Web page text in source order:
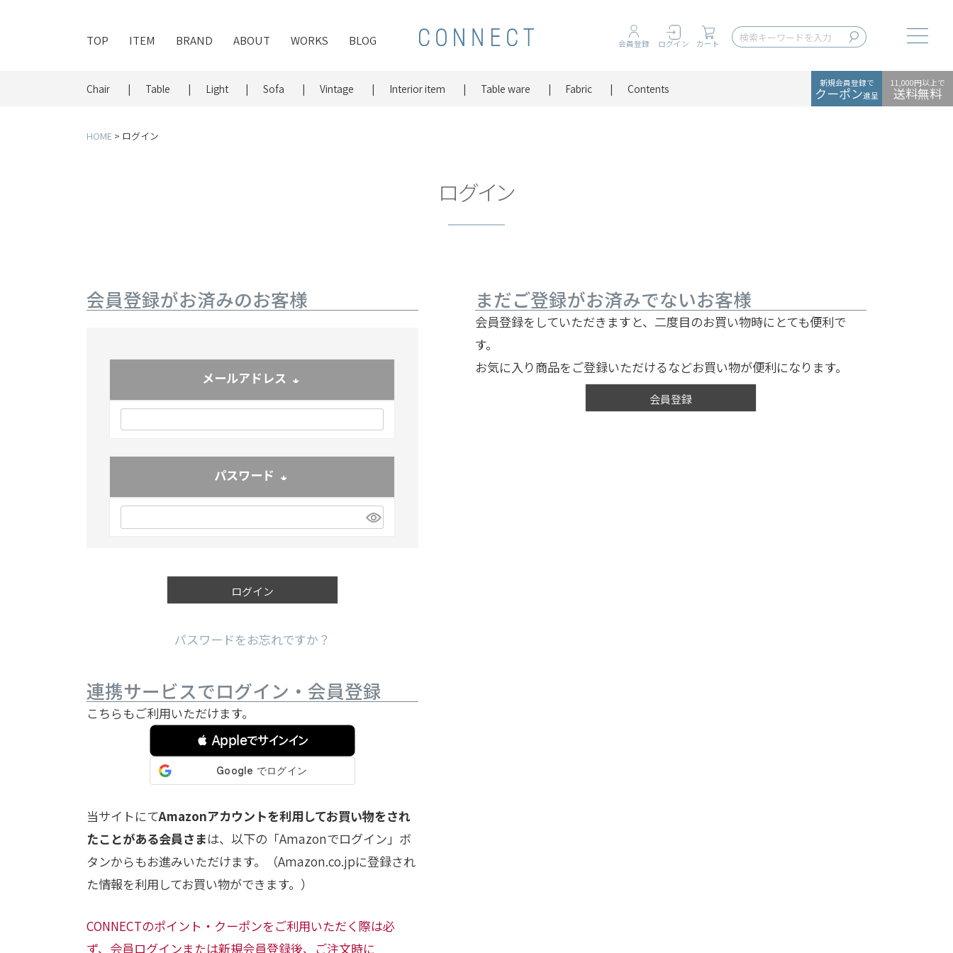
TOP ITEM BRAND ABOUT WORKS BLOG 会員登録 ログイン カート
Chair Table Light Sofa Vintage Interior item Table ware Fabric Contents 新規会員登録で
クーポン進呈
11,000円以上で
送料無料
HOME ログイン
ログイン
会員登録がお済みのお客様
メールアドレス
(必須)
パスワード
(必須)
ログイン
パスワードをお忘れですか？
連携サービスでログイン・会員登録
こちらもご利用いただけます。
 Appleでサインイン
当サイトにてAmazonアカウントを利用してお買い物をされ
たことがある会員さまは、以下の「Amazonでログイン」ボ
タンからもお進みいただけます。（Amazon.co.jpに登録され
た情報を利用してお買い物ができます。）
CONNECTのポイント・クーポンをご利用いただく際は必
ず、会員ログインまたは新規会員登録後、ご注文時に
まだご登録がお済みでないお客様
会員登録をしていただきますと、二度目のお買い物時にとても便利で
す。
お気に入り商品をご登録いただけるなどお買い物が便利になります。
会員登録